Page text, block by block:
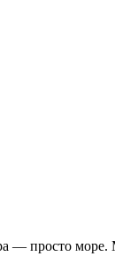
— просто